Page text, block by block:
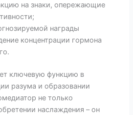
на знаки, опережающие
награды
концентрации гормона
ключевую функцию в
разума и образовании
не только
наслаждения – он